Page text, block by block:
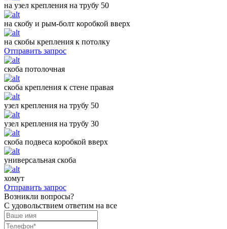
на узел крепления на трубу 50
на скобу и рым-болт коробкой вверх
на скобы крепления к потолку
Отправить запрос
скоба потолочная
скоба крепления к стене правая
узел крепления на трубу 50
узел крепления на трубу 30
скоба подвеса коробкой вверх
универсальная скоба
хомут
Отправить запрос
Возникли вопросы?
С удовольствием ответим на все